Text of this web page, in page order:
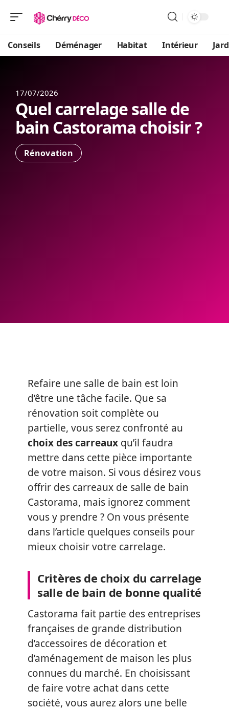
Conseils Déménager Habitat Intérieur
17/07/2026
Quel carrelage salle de
bain Castorama choisir ?
Rénovation
Refaire une salle de bain est loin
d’être une tâche facile. Que sa
rénovation soit complète ou
partielle, vous serez confronté au
choix des carreaux qu’il faudra
mettre dans cette pièce importante
de votre maison. Si vous désirez vous
offrir des carreaux de salle de bain
Castorama, mais ignorez comment
vous y prendre ? On vous présente
dans l’article quelques conseils pour
mieux choisir votre carrelage.
Critères de choix du carrelage
salle de bain de bonne qualité
Castorama fait partie des entreprises
françaises de grande distribution
d’accessoires de décoration et
d’aménagement de maison les plus
connues du marché. En choisissant
de faire votre achat dans cette
société, vous aurez alors une belle